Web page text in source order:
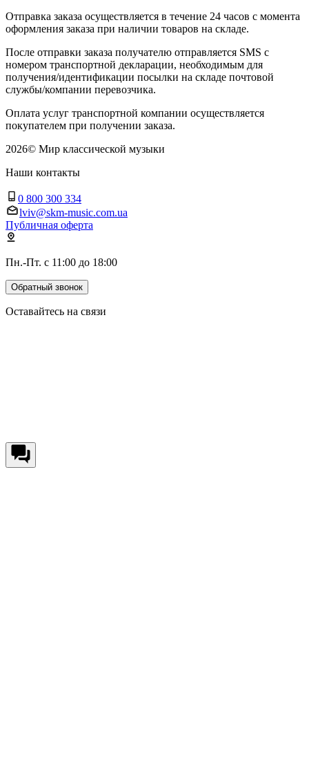
Отправка заказа осуществляется в течение 24 часов с момента
оформления заказа при наличии товаров на складе.
После отправки заказа получателю отправляется SMS с
номером транспортной декларации, необходимым для
получения/идентификации посылки на складе почтовой
службы/компании перевозчика.
Оплата услуг транспортной компании осуществляется
покупателем при получении заказа.
2026© Мир классической музыки
Наши контакты
0 800 300 334
lviv@skm-music.com.ua
Публичная оферта
Пн.-Пт. с 11:00 до 18:00
Обратный звонок
Оставайтесь на связи